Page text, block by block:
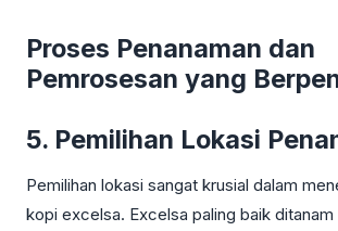
Proses Penanaman dan
Pemrosesan yang
5. Pemilihan Lokasi
Pemilihan lokasi sangat krusial dalam
kopi excelsa. Excelsa paling baik ditanam